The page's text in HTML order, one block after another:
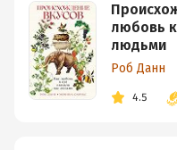
любовь
людьми
Роб Данн
4.5